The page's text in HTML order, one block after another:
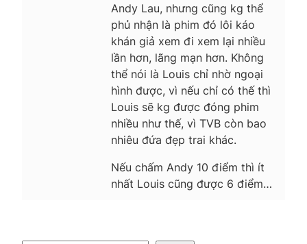
Andy Lau, nhưng cũng kg thể
phủ nhận là phim đó lôi káo
khán giả xem đi xem lại nhiều
lần hơn, lãng mạn hơn. Không
thể nói là Louis chỉ nhờ ngoại
hình được, vì nếu chỉ có thế thì
Louis sẽ kg được đóng phim
nhiều như thế, vì TVB còn bao
nhiêu đứa đẹp trai khác.
Nếu chấm Andy 10 điểm thì ít
nhất Louis cũng được 6 điểm…